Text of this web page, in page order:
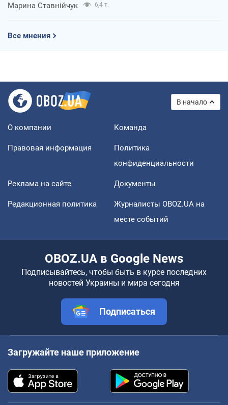
Марина Ставнійчук 6,4 т.
Все мнения
В начало
О компании Команда
Правовая информация
Политика
конфиденциальности
Реклама на сайте Документы
Редакционная политика
Журналисты OBOZ.UA на
месте событий
OBOZ.UA в Google News
Подписывайтесь, чтобы быть в курсе последних
новостей Украины и мира сегодня
Подписаться
Загружайте наше приложение